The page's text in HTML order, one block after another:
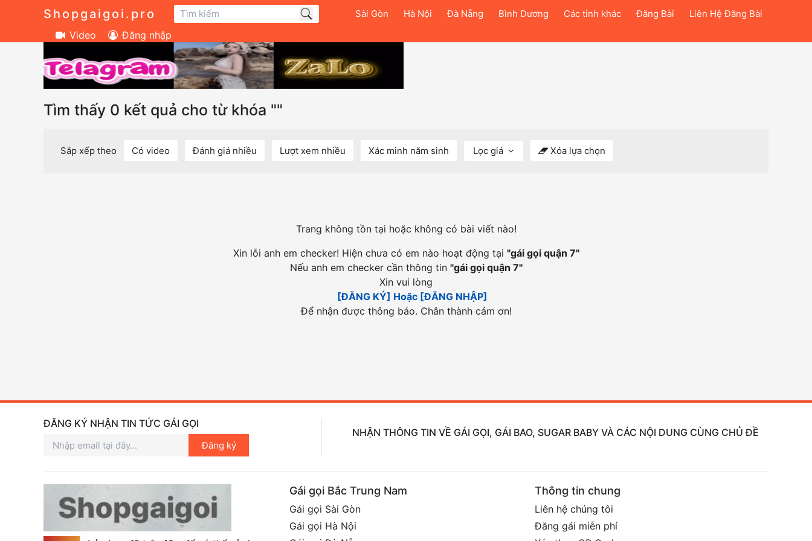
Shopgaigoi.pro Sài Gòn Hà Nội Đà Nẵng Bình Dương Các tỉnh khác Đăng Bài Liên Hệ Đăng Bài
Video Đăng nhập
Tìm thấy 0 kết quả cho từ khóa ""
Sắp xếp theo Có video Đánh giá nhiều Lượt xem nhiều Xác minh năm sinh Lọc giá Xóa lựa chọn
Trang không tồn tại hoặc không có bài viết nào!
Xin lỗi anh em checker! Hiện chưa có em nào hoạt động tại "gái gọi quận 7"
Nếu anh em checker cần thông tin "gái gọi quận 7"
Xin vui lòng
[ĐĂNG KÝ] Hoặc [ĐĂNG NHẬP]
Để nhận được thông báo. Chân thành cảm ơn!
ĐĂNG KÝ NHẬN TIN TỨC GÁI GỌI
Đăng ký
NHẬN THÔNG TIN VỀ GÁI GỌI, GÁI BAO, SUGAR BABY VÀ CÁC NỘI DUNG CÙNG CHỦ ĐỀ
Gái gọi Bắc Trung Nam
Gái gọi Sài Gòn
Gái gọi Hà Nội
Thông tin chung
Liên hệ chúng tôi
Đăng gái miễn phí